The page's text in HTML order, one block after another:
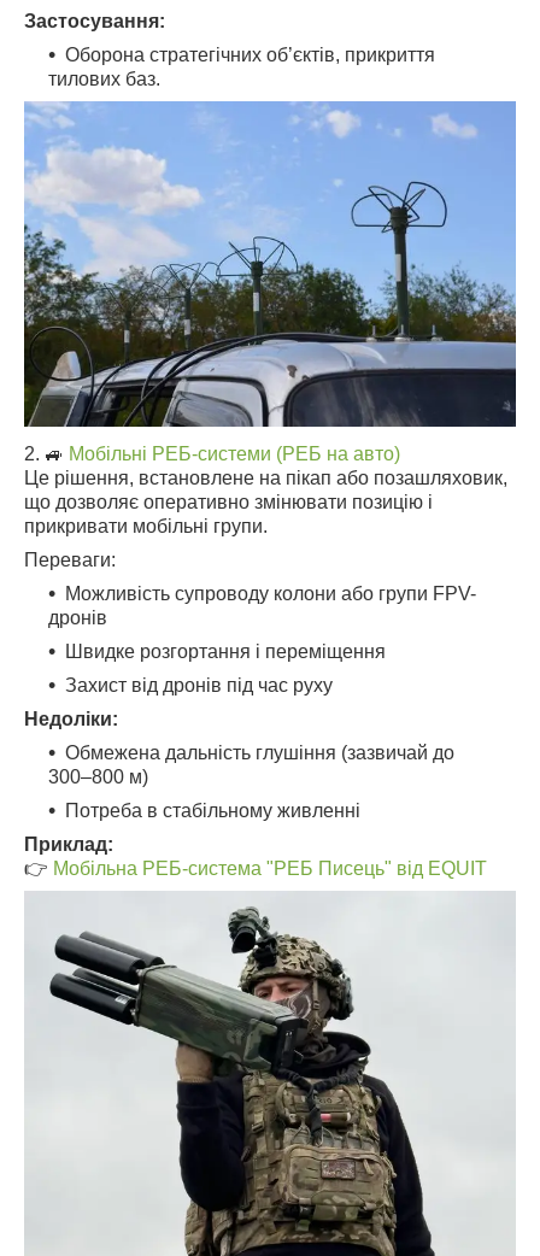
Застосування:
Оборона стратегічних об’єктів, прикриття
тилових баз.
2. 🚙 Мобільні РЕБ-системи (РЕБ на авто)
Це рішення, встановлене на пікап або позашляховик,
що дозволяє оперативно змінювати позицію і
прикривати мобільні групи.
Переваги:
Можливість супроводу колони або групи FPV-
дронів
Швидке розгортання і переміщення
Захист від дронів під час руху
Недоліки:
Обмежена дальність глушіння (зазвичай до
300–800 м)
Потреба в стабільному живленні
Приклад:
👉 Мобільна РЕБ-система "РЕБ Писець" від EQUIT